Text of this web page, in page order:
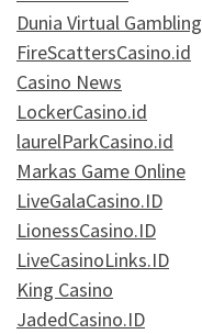
Dunia Virtual Gambling
FireScattersCasino.id
Casino News
LockerCasino.id
laurelParkCasino.id
Markas Game Online
LiveGalaCasino.ID
LionessCasino.ID
LiveCasinoLinks.ID
King Casino
JadedCasino.ID